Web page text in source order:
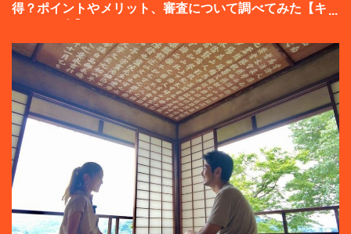
得？ポイントやメリット、審査について調べてみた【キャ